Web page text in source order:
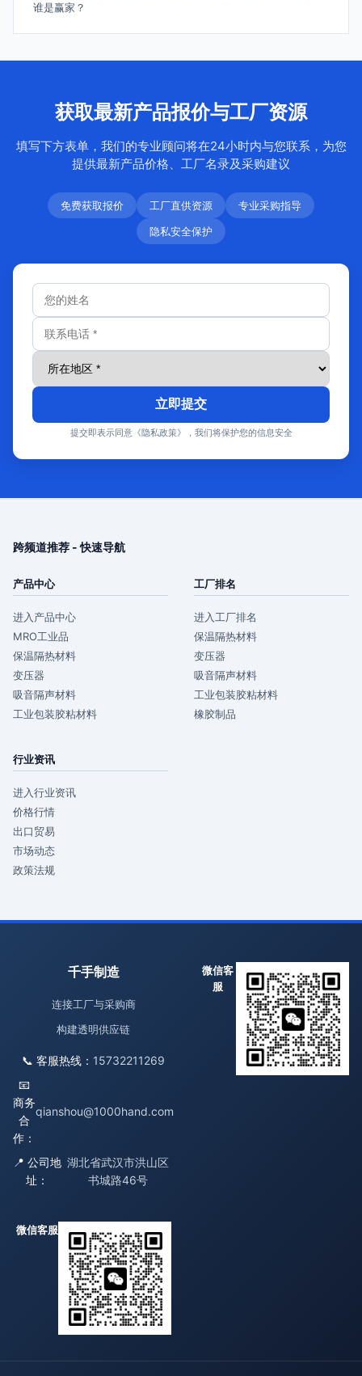
谁是赢家？
获取最新产品报价与工厂资源
填写下方表单，我们的专业顾问将在24小时内与您联系，为您
提供最新产品价格、工厂名录及采购建议
免费获取报价 工厂直供资源
专业采购指导
隐私安全保护
立即提交
提交即表示同意《隐私政策》，我们将保护您的信息安全
跨频道推荐 - 快速导航
产品中心
进入产品中心
MRO工业品
保温隔热材料
变压器
吸音隔声材料
工业包装胶粘材料
工厂排名
进入工厂排名
保温隔热材料
变压器
吸音隔声材料
工业包装胶粘材料
橡胶制品
行业资讯
进入行业资讯
价格行情
出口贸易
市场动态
政策法规
千手制造
连接工厂与采购商
构建透明供应链
📞 客服热线： 15732211269
📧
商务
合
作：
qianshou@1000hand.com
📍 公司地
址：
湖北省武汉市洪山区
书城路46号
微信客
服
微信客服